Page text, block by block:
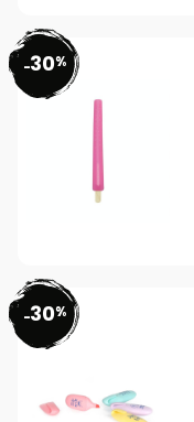
-30%
-30%